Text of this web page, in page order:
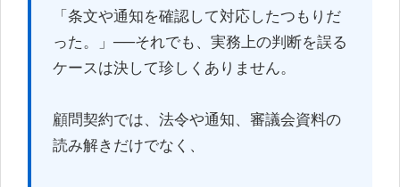
「条文や通知を確認して対応したつもりだ
った。」──それでも、実務上の判断を誤る
ケースは決して珍しくありません。
顧問契約では、法令や通知、審議会資料の
読み解きだけでなく、